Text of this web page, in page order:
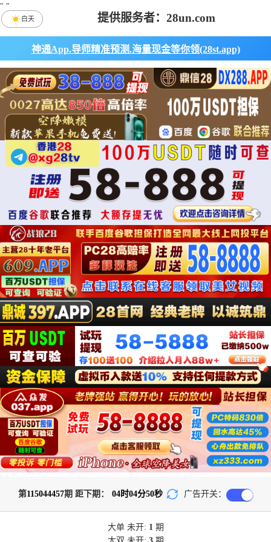
提供服务者：28un.com
白天
第115044457期 距下期： 04时04分50秒 广告开关：
大单 未开: 1期
" "